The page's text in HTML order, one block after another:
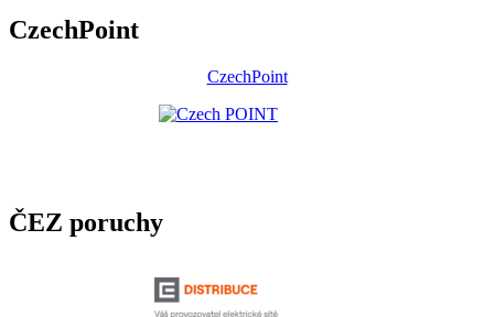
CzechPoint
CzechPoint
ČEZ poruchy